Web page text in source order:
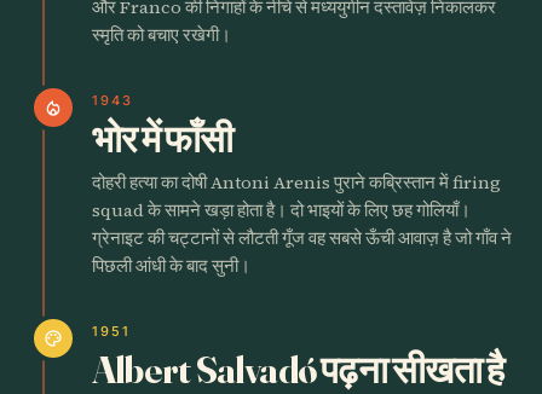
और Franco की निगाहों के नीचे से मध्ययुगीन दस्तावेज़ निकालकर
स्मृति को बचाए रखेगी।
local_fire_department 1943
भोर में फाँसी
दोहरी हत्या का दोषी Antoni Arenis पुराने कब्रिस्तान में firing
squad के सामने खड़ा होता है। दो भाइयों के लिए छह गोलियाँ।
ग्रेनाइट की चट्टानों से लौटती गूँज वह सबसे ऊँची आवाज़ है जो गाँव ने
पिछली आंधी के बाद सुनी।
palette 1951
Albert Salvadó पढ़ना सीखता है